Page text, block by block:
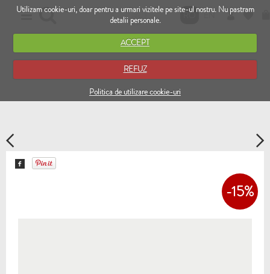
Utilizam cookie-uri, doar pentru a urmari vizitele pe site-ul nostru. Nu pastram
detalii personale.
ACCEPT
REFUZ
Politica de utilizare cookie-uri
RO EN
-15%